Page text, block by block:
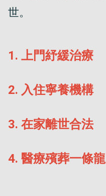
世。
1. 上門紓緩治療
2. 入住寧養機構
3. 在家離世合法
4. 醫療殯葬一條龍